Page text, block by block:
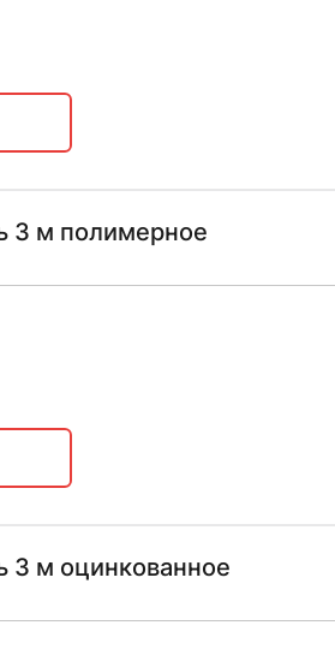
3 м полимерное
3 м оцинкованное